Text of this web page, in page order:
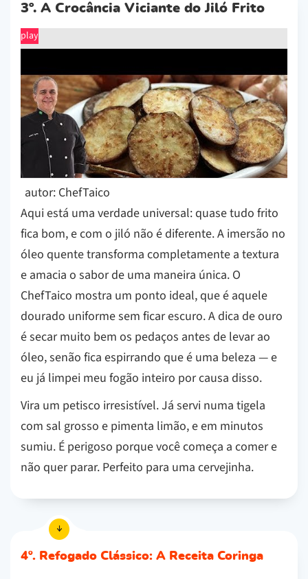
3º. A Crocância Viciante do Jiló Frito
play
autor: ChefTaico
Aqui está uma verdade universal: quase tudo frito
fica bom, e com o jiló não é diferente. A imersão no
óleo quente transforma completamente a textura
e amacia o sabor de uma maneira única. O
ChefTaico mostra um ponto ideal, que é aquele
dourado uniforme sem ficar escuro. A dica de ouro
é secar muito bem os pedaços antes de levar ao
óleo, senão fica espirrando que é uma beleza — e
eu já limpei meu fogão inteiro por causa disso.
Vira um petisco irresistível. Já servi numa tigela
com sal grosso e pimenta limão, e em minutos
sumiu. É perigoso porque você começa a comer e
não quer parar. Perfeito para uma cervejinha.
4º. Refogado Clássico: A Receita Coringa